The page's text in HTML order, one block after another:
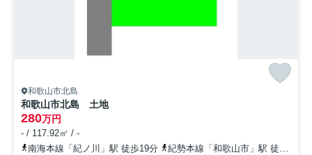
和歌山市北島
和歌山市北島 土地
280万円
- / 117.92㎡ / -
南海本線「紀ノ川」駅 徒歩19分
紀勢本線「和歌山市」駅 徒歩20分